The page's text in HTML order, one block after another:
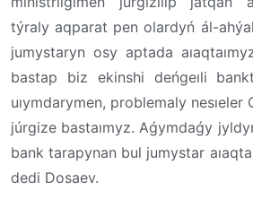
týraly aqparat pen olardyń ál-
jumystaryn osy aptada
bastap biz ekinshi deńgeıli
uıymdarymen, problemaly
júrgize bastaımyz. Aǵymdaǵy
bank tarapynan bul jumystar
dedi Dosaev.